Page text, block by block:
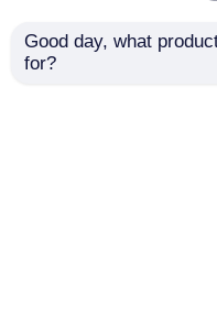
Good day, what
for?